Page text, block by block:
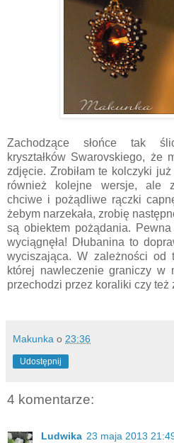
Zachodzące słońce tak
kryształków Swarovskiego, że
zdjęcie. Zrobiłam te kolczyki
również kolejne wersje, ale
chciwe i pożądliwe rączki
żebym narzekała, zrobię
są obiektem pożądania.
wyciągnęła! Dłubanina to
wyciszająca. W zależności od
której nawleczenie graniczy w
przechodzi przez koraliki czy też
Makunka o 23:36
Udostępnij
4 komentarze:
Ludwika 23 maja 2013